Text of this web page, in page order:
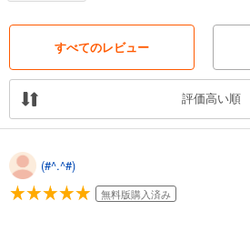
すべてのレビュー
評価高い順
(#^.^#)
無料版購入済み